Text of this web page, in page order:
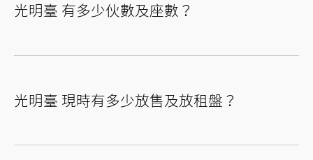
光明臺 有多少伙數及座數？
光明臺 現時有多少放售及放租盤？